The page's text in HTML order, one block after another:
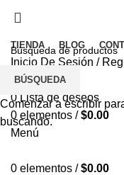
TIENDA BLOG
Inicio De Sesión /
0 Comparar
0 Lista de deseos
0 elementos / $0.00
Menú
0 elementos / $0.00
BÚSQUEDA
Comenzar a escribir
buscando.